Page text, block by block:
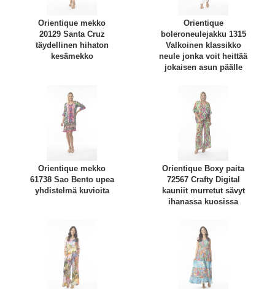
Orientique mekko
20129 Santa Cruz
täydellinen hihaton
kesämekko
Orientique
boleroneulejakku 1315
Valkoinen klassikko
neule jonka voit heittää
jokaisen asun päälle
Orientique mekko
61738 Sao Bento upea
yhdistelmä kuvioita
Orientique Boxy paita
72567 Crafty Digital
kauniit murretut sävyt
ihanassa kuosissa